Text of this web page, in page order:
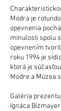
Modra je
opevnenia
minulosti spolu
opevnením
roku 1994 je
ktorá je
Modre a Múzea
Galéria
Ignáca